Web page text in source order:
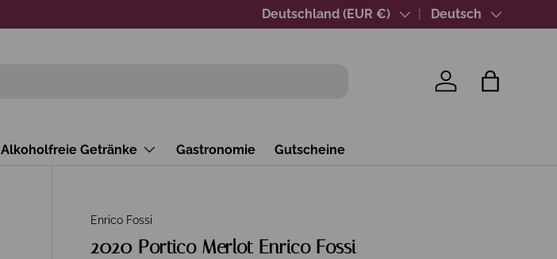
Über 40 Jahre Wein-Expertise
Land/Region
Deutschland (EUR €) SpracheDeutsch
Einloggen
Alkoholfreie Getränke Gastronomie Gutscheine
Enrico Fossi
2020 Portico Merlot Enrico Fossi